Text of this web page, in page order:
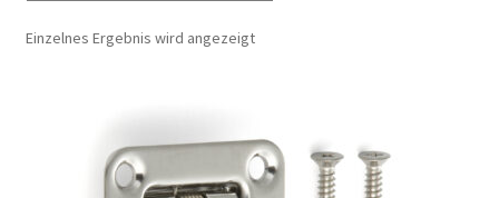
Kontakt
Einzelnes Ergebnis wird angezeigt